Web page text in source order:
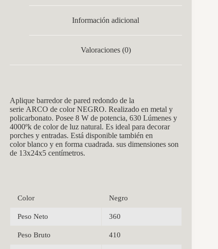
Información adicional
Valoraciones (0)
Aplique barredor de pared redondo de la
serie ARCO de color NEGRO. Realizado en metal y
policarbonato. Posee 8 W de potencia, 630 Lúmenes y
4000ºk de color de luz natural. Es ideal para decorar
porches y entradas. Está disponible también en
color blanco y en forma cuadrada. sus dimensiones son
de 13x24x5 centímetros.
Color Negro
Peso Neto 360
Peso Bruto 410